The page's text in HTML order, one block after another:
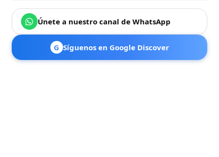
Únete a nuestro canal de WhatsApp
G Síguenos en Google Discover